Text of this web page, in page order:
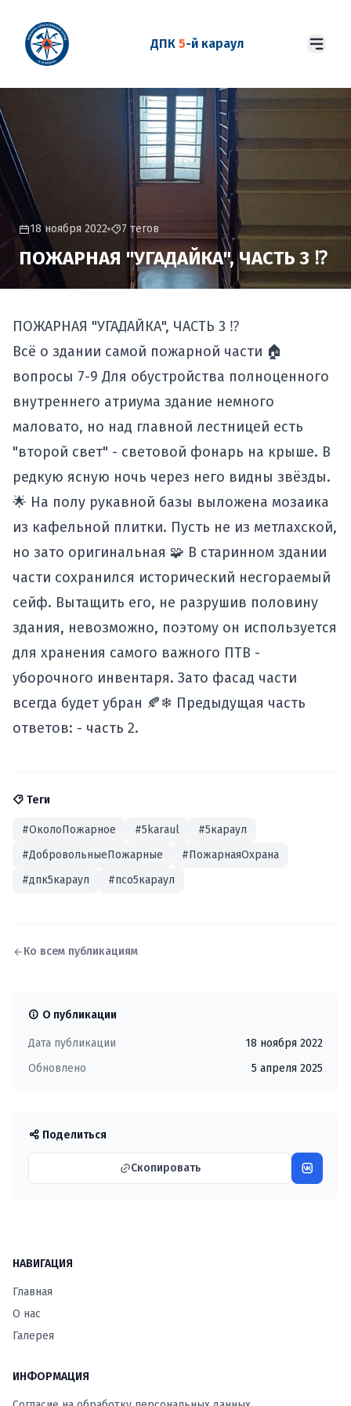
ДПК 5-й караул
18 ноября 2022 7 тегов
ПОЖАРНАЯ "УГАДАЙКА", ЧАСТЬ 3 ⁉
ПОЖАРНАЯ "УГАДАЙКА", ЧАСТЬ 3 ⁉
Всё о здании самой пожарной части 🏠
вопросы 7-9 Для обустройства полноценного
внутреннего атриума здание немного
маловато, но над главной лестницей есть
"второй свет" - световой фонарь на крыше. В
редкую ясную ночь через него видны звёзды.
🌟 На полу рукавной базы выложена мозаика
из кафельной плитки. Пусть не из метлахской,
но зато оригинальная 🧩 В старинном здании
части сохранился исторический несгораемый
сейф. Вытащить его, не разрушив половину
здания, невозможно, поэтому он используется
для хранения самого важного ПТВ -
уборочного инвентаря. Зато фасад части
всегда будет убран 🍂❄ Предыдущая часть
ответов: - часть 2.
Теги
#ОколоПожарное #5karaul
#5караул
#ДобровольныеПожарные
#ПожарнаяОхрана
#дпк5караул
#псо5караул
Ко всем публикациям
О публикации
Дата публикации
18 ноября 2022
Обновлено
5 апреля 2025
Поделиться
Скопировать
НАВИГАЦИЯ
Главная
О нас
Галерея
ИНФОРМАЦИЯ